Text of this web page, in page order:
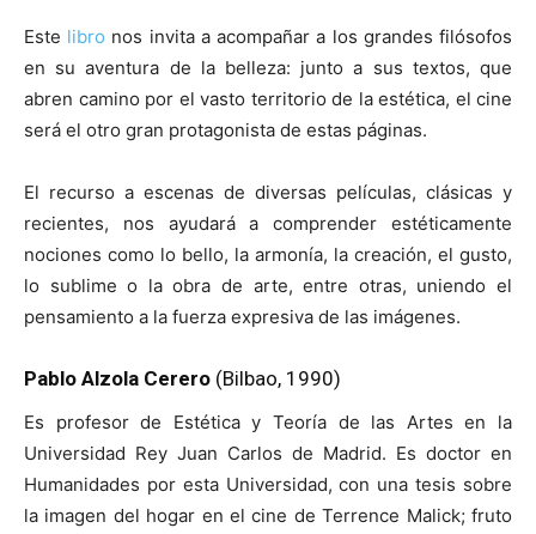
Este libro nos invita a acompañar a los grandes filósofos
en su aventura de la belleza: junto a sus textos, que
abren camino por el vasto territorio de la estética, el cine
será el otro gran protagonista de estas páginas.
El recurso a escenas de diversas películas, clásicas y
recientes, nos ayudará a comprender estéticamente
nociones como lo bello, la armonía, la creación, el gusto,
lo sublime o la obra de arte, entre otras, uniendo el
pensamiento a la fuerza expresiva de las imágenes.
Pablo Alzola Cerero (Bilbao, 1990)
Es profesor de Estética y Teoría de las Artes en la
Universidad Rey Juan Carlos de Madrid. Es doctor en
Humanidades por esta Universidad, con una tesis sobre
la imagen del hogar en el cine de Terrence Malick; fruto